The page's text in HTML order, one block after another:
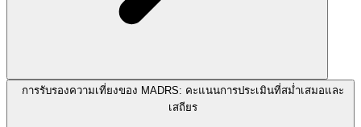
การรับรองความเที่ยงของ MADRS: คะแนนการประเมินที่สม่ำเสมอและ
เสถียร